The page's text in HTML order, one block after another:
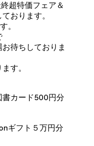
超特価フェア＆
おります。
。
待ちしておりま
す。
カード500円分
ギフト５万円分